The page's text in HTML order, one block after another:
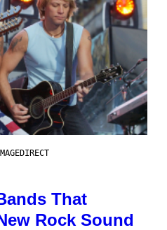
That
Rock Sound